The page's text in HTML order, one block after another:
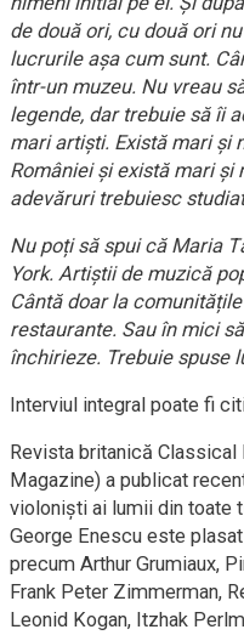
de două ori, cu două ori
lucrurile așa cum sunt.
într-un muzeu. Nu vreau
legende, dar trebuie să îi
mari artiști. Există mari și
României și există mari și
adevăruri trebuiesc
Nu poți să spui că Maria
York. Artiștii de muzică
Cântă doar la
restaurante. Sau în mici
închirieze. Trebuie spuse
Interviul integral poate fi
Revista britanică
Magazine) a publicat
violoniști ai lumii din toate
George Enescu este
precum Arthur Grumiaux,
Frank Peter Zimmerman,
Leonid Kogan, Itzhak